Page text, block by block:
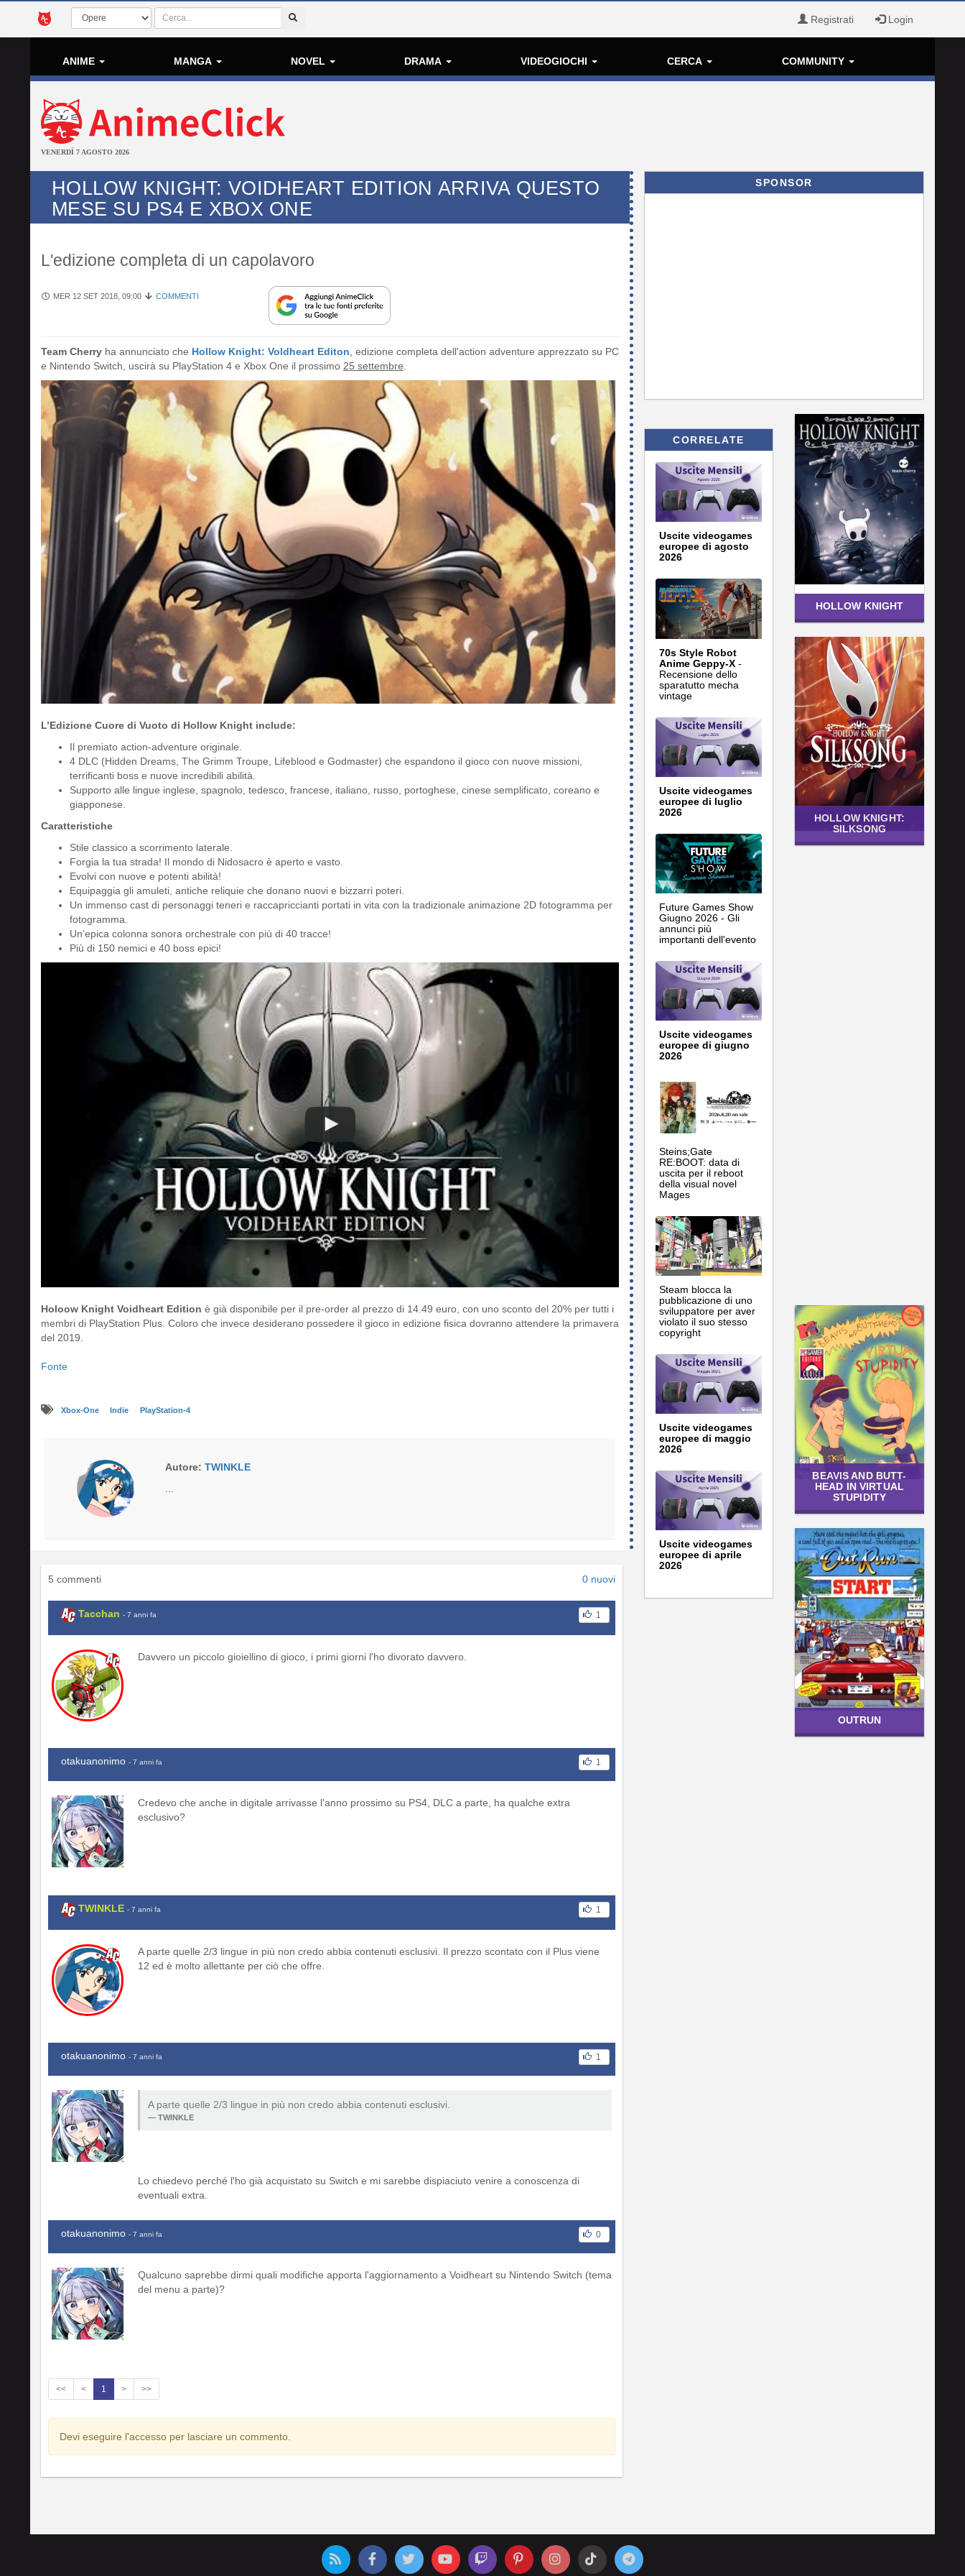
Registrati Login
ANIME MANGA NOVEL DRAMA VIDEOGIOCHI CERCA COMMUNITY
VENERDÌ 7 AGOSTO 2026
HOLLOW KNIGHT: VOIDHEART EDITION ARRIVA QUESTO
MESE SU PS4 E XBOX ONE
L'edizione completa di un capolavoro
MER 12 SET 2018, 09:00 COMMENTI
Team Cherry ha annunciato che Hollow Knight: Voldheart Editon , edizione completa dell'action adventure apprezzato su PC
e Nintendo Switch, uscirà su PlayStation 4 e Xbox One il prossimo 25 settembre
L’Edizione Cuore di Vuoto di Hollow Knight include:
Il premiato action-adventure originale.
4 DLC (Hidden Dreams, The Grimm Troupe, Lifeblood e Godmaster) che espandono il gioco con nuove missioni,
terrificanti boss e nuove incredibili abilità.
Supporto alle lingue inglese, spagnolo, tedesco, francese, italiano, russo, portoghese, cinese semplificato, coreano e
giapponese.
Caratteristiche
Stile classico a scorrimento laterale.
Forgia la tua strada! Il mondo di Nidosacro è aperto e vasto.
Evolvi con nuove e potenti abilità!
Equipaggia gli amuleti, antiche reliquie che donano nuovi e bizzarri poteri.
Un immenso cast di personaggi teneri e raccapriccianti portati in vita con la tradizionale animazione 2D fotogramma per
fotogramma.
Un’epica colonna sonora orchestrale con più di 40 tracce!
Più di 150 nemici e 40 boss epici!
Holoow Knight Voidheart Edition è già disponibile per il pre-order al prezzo di 14.49 euro, con uno sconto del 20% per tutti i
membri di PlayStation Plus. Coloro che invece desiderano possedere il gioco in edizione fisica dovranno attendere la primavera
del 2019.
Fonte
Xbox-One Indie PlayStation-4
Autore: TWINKLE
...
5 commenti 0 nuovi
Tacchan - 7 anni fa 1
Davvero un piccolo gioiellino di gioco, i primi giorni l'ho divorato davvero.
otakuanonimo - 7 anni fa 1
Credevo che anche in digitale arrivasse l'anno prossimo su PS4, DLC a parte, ha qualche extra
esclusivo?
TWINKLE - 7 anni fa 1
A parte quelle 2/3 lingue in più non credo abbia contenuti esclusivi. Il prezzo scontato con il Plus viene
12 ed è molto allettante per ciò che offre.
otakuanonimo - 7 anni fa 1
A parte quelle 2/3 lingue in più non credo abbia contenuti esclusivi.
TWINKLE
Lo chiedevo perché l'ho già acquistato su Switch e mi sarebbe dispiaciuto venire a conoscenza di
eventuali extra.
otakuanonimo - 7 anni fa 0
Qualcuno saprebbe dirmi quali modifiche apporta l'aggiornamento a Voidheart su Nintendo Switch (tema
del menu a parte)?
<< < 1 > >>
Devi eseguire l'accesso per lasciare un commento.
SPONSOR
CORRELATE
Uscite videogames
europee di agosto
2026
70s Style Robot
Anime Geppy-X -
Recensione dello
sparatutto mecha
vintage
Uscite videogames
europee di luglio
2026
Future Games Show
Giugno 2026 - Gli
annunci più
importanti dell'evento
Uscite videogames
europee di giugno
2026
Steins;Gate
RE:BOOT: data di
uscita per il reboot
della visual novel
Mages
Steam blocca la
pubblicazione di uno
sviluppatore per aver
violato il suo stesso
copyright
Uscite videogames
europee di maggio
2026
Uscite videogames
europee di aprile
2026
HOLLOW KNIGHT
HOLLOW KNIGHT:
SILKSONG
BEAVIS AND BUTT-
HEAD IN VIRTUAL
STUPIDITY
OUTRUN